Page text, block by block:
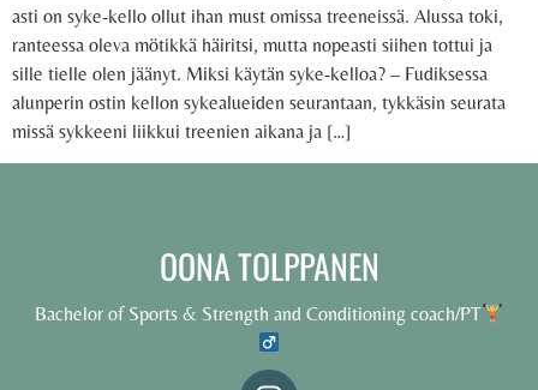
asti on syke-kello ollut ihan must omissa treeneissä. Alussa toki,
ranteessa oleva mötikkä häiritsi, mutta nopeasti siihen tottui ja
sille tielle olen jäänyt. Miksi käytän syke-kelloa? – Fudiksessa
alunperin ostin kellon sykealueiden seurantaan, tykkäsin seurata
missä sykkeeni liikkui treenien aikana ja […]
OONA TOLPPANEN
Bachelor of Sports & Strength and Conditioning coach/PT